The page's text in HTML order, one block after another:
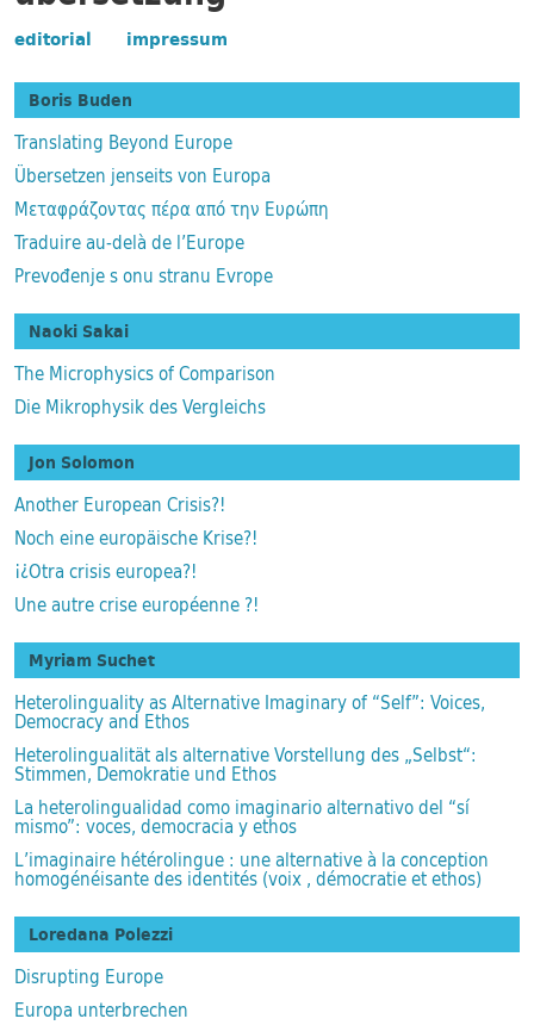
editorial impressum
Boris Buden
Translating Beyond Europe
Übersetzen jenseits von Europa
Μεταφράζοντας πέρα από την Ευρώπη
Traduire au-delà de l’Europe
Prevođenje s onu stranu Evrope
Naoki Sakai
The Microphysics of Comparison
Die Mikrophysik des Vergleichs
Jon Solomon
Another European Crisis?!
Noch eine europäische Krise?!
¡¿Otra crisis europea?!
Une autre crise européenne ?!
Myriam Suchet
Heterolinguality as Alternative Imaginary of “Self”: Voices,
Democracy and Ethos
Heterolingualität als alternative Vorstellung des „Selbst“:
Stimmen, Demokratie und Ethos
La heterolingualidad como imaginario alternativo del “sí
mismo”: voces, democracia y ethos
L’imaginaire hétérolingue : une alternative à la conception
homogénéisante des identités (voix , démocratie et ethos)
Loredana Polezzi
Disrupting Europe
Europa unterbrechen